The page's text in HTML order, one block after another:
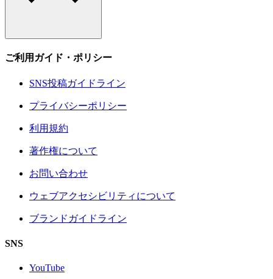
ご利用ガイド・ポリシー
SNS投稿ガイドライン
プライバシーポリシー
利用規約
著作権について
お問い合わせ
ウェブアクセシビリティについて
ブランドガイドライン
SNS
YouTube